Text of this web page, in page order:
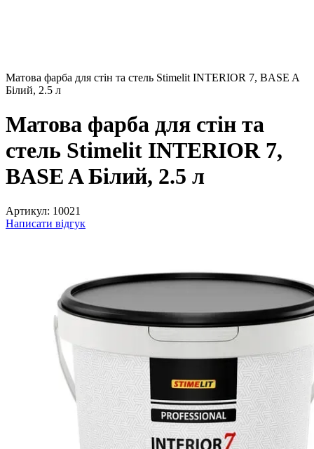
Матова фарба для стін та стель Stimelit INTERIOR 7, BASE A
Білий, 2.5 л
Матова фарба для стін та
стель Stimelit INTERIOR 7,
BASE A Білий, 2.5 л
Артикул: 10021
Написати відгук